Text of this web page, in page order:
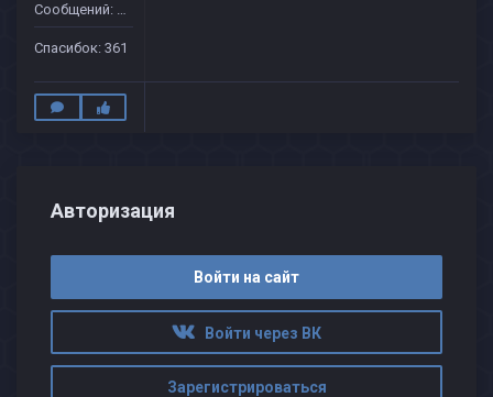
Сообщений: 160
Спасибок: 361
Авторизация
Войти на сайт
Войти через ВК
Зарегистрироваться